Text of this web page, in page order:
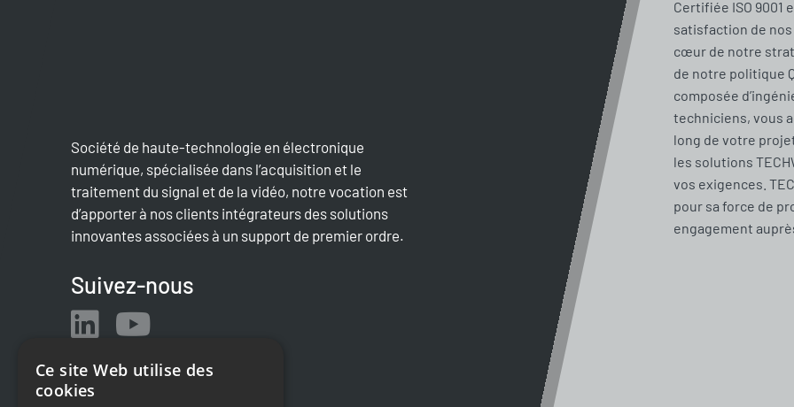
Société de haute-technologie en électronique
numérique, spécialisée dans l’acquisition et le
traitement du signal et de la vidéo, notre vocation est
d’apporter à nos clients intégrateurs des solutions
innovantes associées à un support de premier ordre.
Suivez-nous
Certifiée ISO 9001
satisfaction de
cœur de notre
de notre politique
composée
techniciens, vous
long de votre
les solutions
vos exigences.
pour sa force de
engagement
Ce site Web utilise des
cookies